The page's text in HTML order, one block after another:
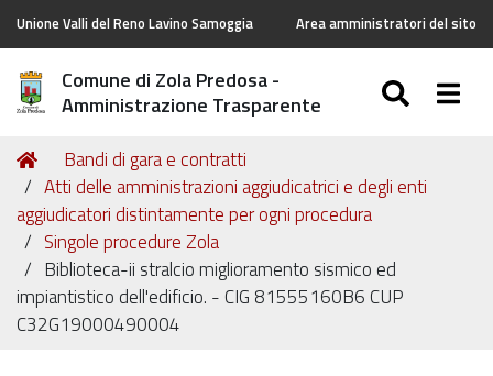
Unione Valli del Reno Lavino Samoggia Area amministratori del sito
Comune di Zola Predosa -
Amministrazione Trasparente
Tu
sei
qui:
Home
Bandi di gara e contratti
Atti delle amministrazioni aggiudicatrici e degli enti
aggiudicatori distintamente per ogni procedura
Singole procedure Zola
Biblioteca-ii stralcio miglioramento sismico ed
impiantistico dell'edificio. - CIG 81555160B6 CUP
C32G19000490004